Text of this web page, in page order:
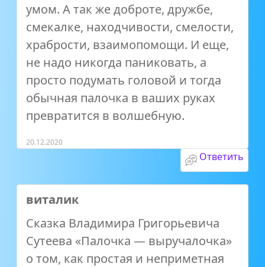
умом. А так же доброте, дружбе,
смекалке, находчивости, смелости,
храбрости, взаимопомощи. И еще,
не надо никогда паниковать, а
просто подумать головой и тогда
обычная палочка в ваших руках
превратится в волшебную.
20.12.2020
Ответить
виталик
Сказка Владимира Григорьевича
Сутеева «Палочка — выручалочка»
о том, как простая и неприметная